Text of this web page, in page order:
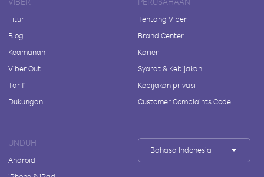
Fitur
Blog
Keamanan
Viber Out
Tarif
Dukungan
Tentang Viber
Brand Center
Karier
Syarat & Kebijakan
Kebijakan privasi
Customer Complaints Code
UNDUH
Android
Bahasa Indonesia